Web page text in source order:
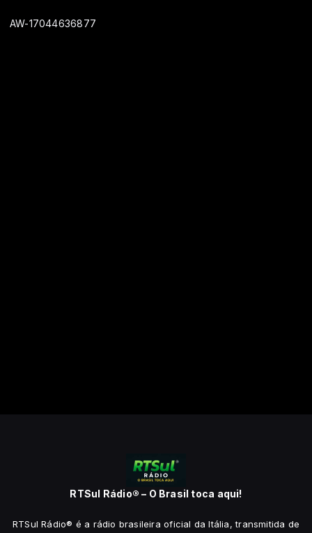
AW-17044636877
RTSul Rádio® – O Brasil toca aqui!
RTSul Rádio® é a rádio brasileira oficial da Itália, transmitida de